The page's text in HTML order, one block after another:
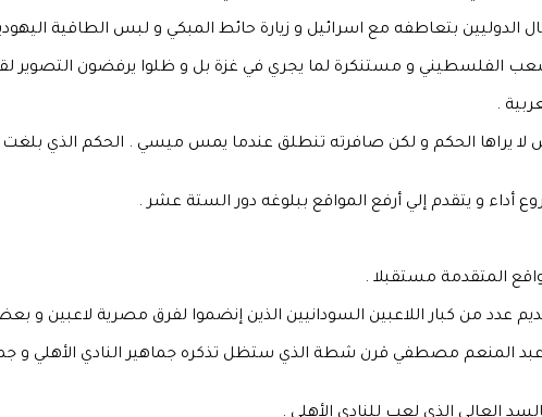
مع اسرائيل و زيارة حائط المبكي و لبس الطاقية اليهودية المسماة الكبياه
الفلسطيني و مستنكرة لما يجري في غزة بل و ظلوا يرفضون التصوير
.
يراها الحكم و لكن صافرته تنطلق عندما يمس ميسي . الحكم الذي بلغت
و يتقدم إلي أرفع المواقع ببلوغه دور الستة عشر .
المتقدمة مستقبلا .
من كبار اللاعبين السودانيين الذين إنضموا لفرق مصرية لاعبين و
المنعم مصطفي قرن شطة الذي ستظل تذكره جماهير النادي الأهلي و